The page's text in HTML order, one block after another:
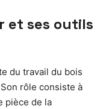
et ses outils
du travail du bois
rôle consiste à
pièce de la